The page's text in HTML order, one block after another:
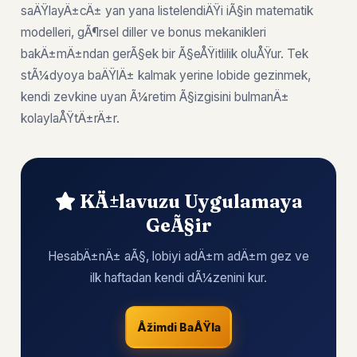
saÄŸlayÄ±cÄ± yan yana listelendiÄŸi iÃ§in matematik
modelleri, gÃ¶rsel diller ve bonus mekanikleri
bakÄ±mÄ±ndan gerÃ§ek bir Ã§eÅŸitlilik oluÅŸur. Tek
stÃ¼dyoya baÄŸlÄ± kalmak yerine lobide gezinmek,
kendi zevkine uyan Ã¼retim Ã§izgisini bulmanÄ±
kolaylaÅŸtÄ±rÄ±r.
KÄ±lavuzu Uygulamaya
GeÃ§ir
HesabÄ±nÄ± aÃ§, lobiyi adÄ±m adÄ±m gez ve
ilk haftadan kendi dÃ¼zenini kur.
Åžimdi BaÅŸla